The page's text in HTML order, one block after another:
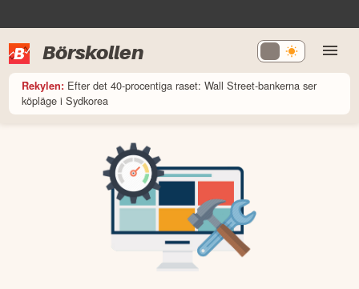
Börskollen
Rekylen: Efter det 40-procentiga raset: Wall Street-bankerna ser
köpläge i Sydkorea